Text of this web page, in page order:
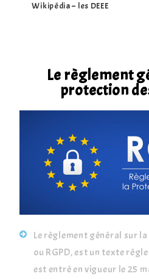
Wikipédia – les DEEE
Le règlement
protection
Le règlement général sur
ou RGPD, est un texte
est entré en vigueur le 25